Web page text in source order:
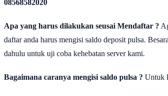
08568582020
Apa yang harus dilakukan seusai Mendaftar ?
daftar anda harus mengisi saldo deposit pulsa.
dahulu untuk uji coba kehebatan server kami.
Bagaimana caranya mengisi saldo pulsa ? Untuk